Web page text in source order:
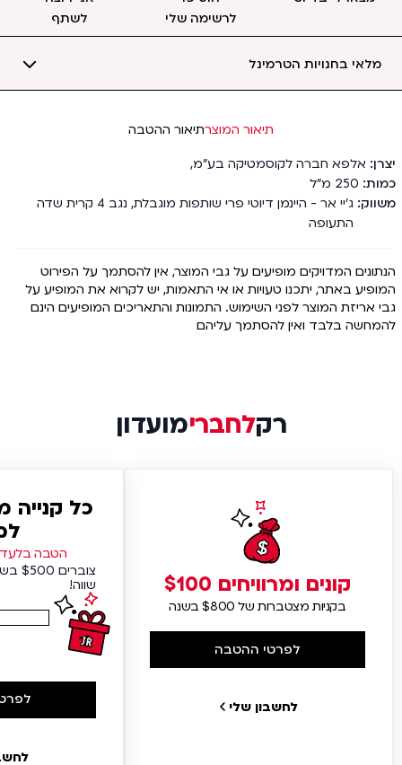
לרשימה שלי
לשתף
מלאי בחנויות הטרמינל
תיאור המוצרתיאור ההטבה
יצרן אלפא חברה לקוסמטיקה בע"מ,
כמות 250 מ"ל
משווק
ג'יי אר - היינמן דיוטי פרי שותפות מוגבלת, נגב 4 קרית שדה
התעופה
הנתונים המדויקים מופיעים על גבי המוצר, אין להסתמך על הפירוט
המופיע באתר, יתכנו טעויות או אי התאמות, יש לקרוא את המופיע על
גבי אריזת המוצר לפני השימוש. התמונות והתאריכים המופיעים הינם
להמחשה בלבד ואין להסתמך עליהם
רקלחברימועדון
קונים ומרוויחים $100
בקניות מצטברות של $800 בשנה
לפרטי ההטבה
לחשבון שלי
כל
הטבה
שווה!